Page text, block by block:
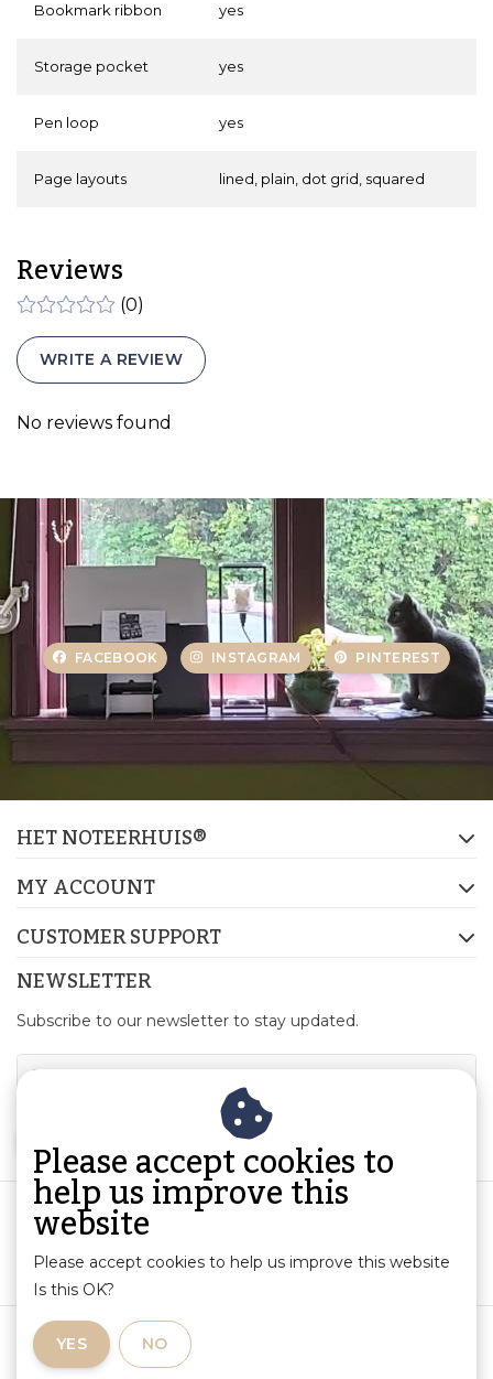
Bookmark ribbon yes
Storage pocket yes
Pen loop yes
Page layouts lined, plain, dot grid, squared
Reviews
(0)
WRITE A REVIEW
No reviews found
FACEBOOK INSTAGRAM PINTEREST
HET NOTEERHUIS®
MY ACCOUNT
CUSTOMER SUPPORT
NEWSLETTER
Subscribe to our newsletter to stay updated.
Terms and Conditions
Privacy Policy
Please accept cookies to
help us improve this
website
Please accept cookies to help us improve this website
Is this OK?
YES NO